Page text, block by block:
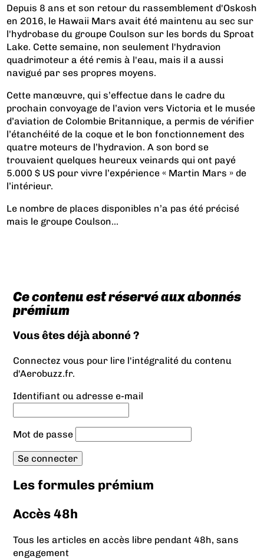
Depuis 8 ans et son retour du rassemblement d'Oskosh
en 2016, le Hawaii Mars avait été maintenu au sec sur
l'hydrobase du groupe Coulson sur les bords du Sproat
Lake. Cette semaine, non seulement l'hydravion
quadrimoteur a été remis à l'eau, mais il a aussi
navigué par ses propres moyens.
Cette manœuvre, qui s’effectue dans le cadre du
prochain convoyage de l’avion vers Victoria et le musée
d’aviation de Colombie Britannique, a permis de vérifier
l’étanchéité de la coque et le bon fonctionnement des
quatre moteurs de l’hydravion. A son bord se
trouvaient quelques heureux veinards qui ont payé
5.000 $ US pour vivre l’expérience « Martin Mars » de
l’intérieur.
Le nombre de places disponibles n’a pas été précisé
mais le groupe Coulson...
Ce contenu est réservé aux abonnés
prémium
Vous êtes déjà abonné ?
Connectez vous pour lire l'intégralité du contenu
d'Aerobuzz.fr.
Identifiant ou adresse e-mail
Mot de passe
Les formules prémium
Accès 48h
Tous les articles en accès libre pendant 48h, sans
engagement